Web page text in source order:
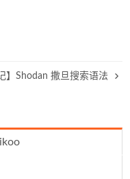
】Shodan 撒旦搜索语法